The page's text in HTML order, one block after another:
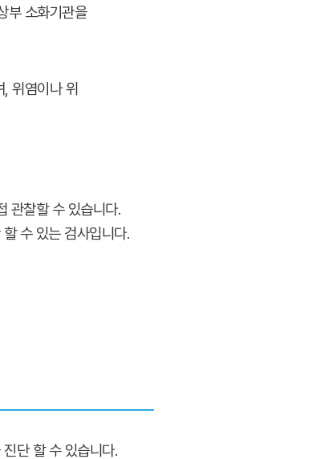
부 소화기관을
, 위염이나 위
관찰할 수 있습니다.
수 있는 검사입니다.
단 할 수 있습니다.